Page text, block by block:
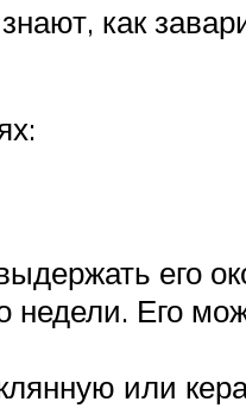
как
его
недели. Его
или